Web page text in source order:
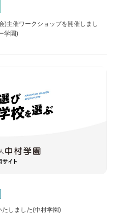
)主催ワークショップを開催しまし
学園)
しました(中村学園)